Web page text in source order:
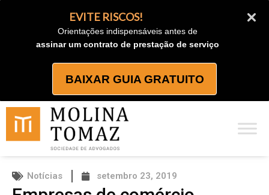
EVITE RISCOS!
Orientações indispensáveis antes de
assinar um contrato de prestação de serviço
BAIXAR GUIA GRATUITO
Notícias setembro 23, 2019